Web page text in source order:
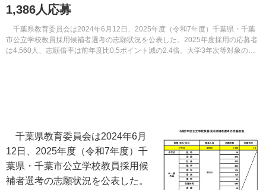
1,386人応募
千葉県教育委員会は2024年6月12日、2025年度（令和7年度）千葉県・千葉
市公立学校教員採用候補者選考の志願状況を公表した。2025年度採用の応募者
は4,560人、志願倍率は前年度比0.5ポイント減の2.4倍。大学3年次等対象の
千葉県教育委員会は2024年6月
12日、2025年度（令和7年度）千
葉県・千葉市公立学校教員採用候
補者選考の志願状況を公表した。